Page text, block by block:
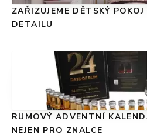
ZAŘIZUJEME DĚTSKÝ
DETAILU
RUMOVÝ ADVENTNÍ
NEJEN PRO ZNALCE